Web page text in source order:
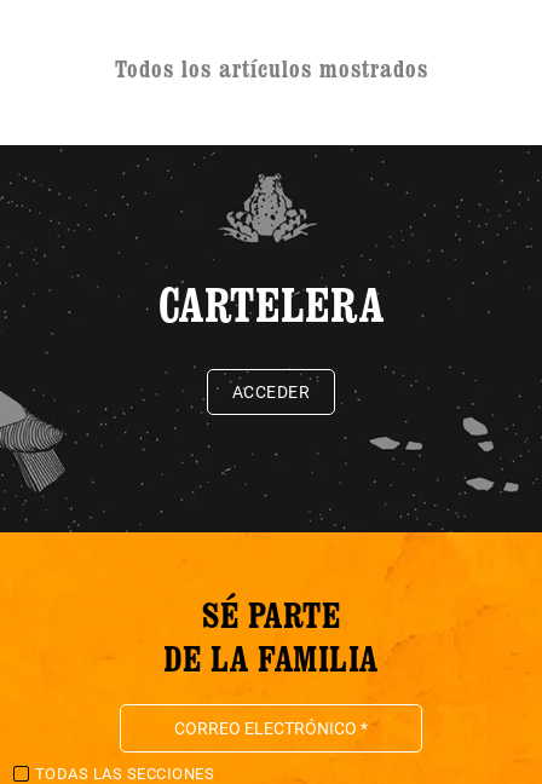
Todos los artículos mostrados
CARTELERA
ACCEDER
SÉ PARTE
DE LA FAMILIA
TODAS LAS SECCIONES